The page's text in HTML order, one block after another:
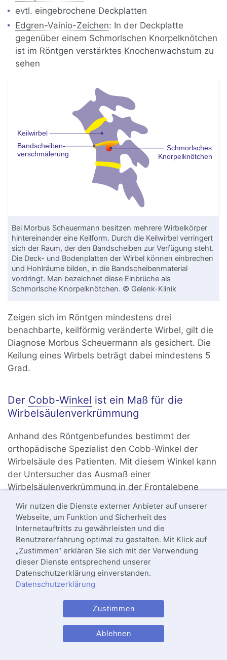
evtl. eingebrochene Deckplatten
Edgren-Vainio-Zeichen: In der Deckplatte
gegenüber einem Schmorlschen Knorpelknötchen
ist im Röntgen verstärktes Knochenwachstum zu
sehen
Bei Morbus Scheuermann besitzen mehrere Wirbelkörper
hintereinander eine Keilform. Durch die Keilwirbel verringert
sich der Raum, der den Bandscheiben zur Verfügung steht.
Die Deck- und Bodenplatten der Wirbel können einbrechen
und Hohlräume bilden, in die Bandscheibenmaterial
vordringt. Man bezeichnet diese Einbrüche als
Schmorlsche Knorpelknötchen. © Gelenk-Klinik
Zeigen sich im Röntgen mindestens drei
benachbarte, keilförmig veränderte Wirbel, gilt die
Diagnose Morbus Scheuermann als gesichert. Die
Keilung eines Wirbels beträgt dabei mindestens 5
Grad.
Der Cobb-Winkel ist ein Maß für die
Wirbelsäulenverkrümmung
Anhand des Röntgenbefundes bestimmt der
orthopädische Spezialist den Cobb-Winkel der
Wirbelsäule des Patienten. Mit diesem Winkel kann
der Untersucher das Ausmaß einer
Wirbelsäulenverkrümmung in der Frontalebene
bzw. Hyperlordose) feststellen. Auch für die
Verlaufskontrolle bei Morbus Scheuermann ist die
Dokumentation des Cobb-Winkels von Bedeutung.
Für eine exakte Winkelbestimmung sollte das
Röntgenbild immer im Stand und nicht am
liegenden Patienten angefertigt werden.
BWS) liegt zwischen 20 und 40
Grad. Bei einem Winkel bis zu 50 Grad empfehlen
Experten eine konservative Behandlung mit
Wir nutzen die Dienste externer Anbieter auf unserer
Webseite, um Funktion und Sicherheit des
Internetauftritts zu gewährleisten und die
Benutzererfahrung optimal zu gestalten. Mit Klick auf
„Zustimmen“ erklären Sie sich mit der Verwendung
dieser Dienste entsprechend unserer
Datenschutzerklärung einverstanden.
Datenschutzerklärung
Zustimmen
Ablehnen